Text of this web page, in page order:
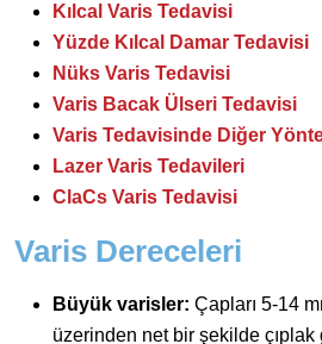
Kılcal Varis Tedavisi
Yüzde Kılcal Damar Tedavisi
Nüks Varis Tedavisi
Varis Bacak Ülseri Tedavisi
Varis Tedavisinde Diğer
Lazer Varis Tedavileri
ClaCs Varis Tedavisi
Varis Dereceleri
Büyük varisler: Çapları 5-14
üzerinden net bir şekilde